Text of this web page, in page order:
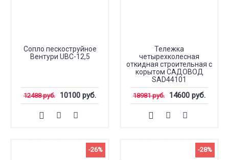
Сопло пескоструйное
Вентури UBC-12,5
12488 руб. 10100 руб.
Тележка
четырехколесная
откидная строительная с
корытом САДОВОД
SAD44101
18981 руб. 14600 руб.
-26% -28%